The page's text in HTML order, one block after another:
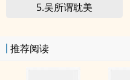
5.吴所谓耽美
推荐阅读